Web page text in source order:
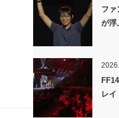
ファ
が浮
レ